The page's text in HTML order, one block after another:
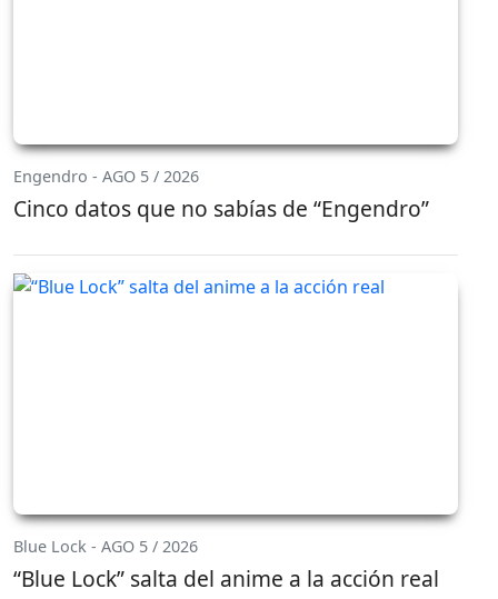
Engendro - AGO 5 / 2026
Cinco datos que no sabías de “Engendro”
Blue Lock - AGO 5 / 2026
“Blue Lock” salta del anime a la acción real